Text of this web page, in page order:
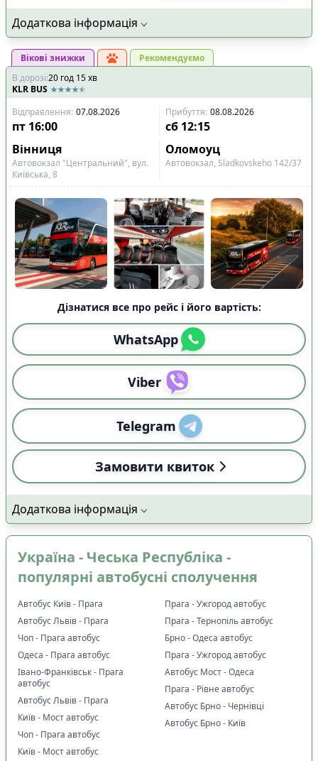
Додаткова інформація
Вікові знижки
Рекомендуємо
В дорозі:20 год 15хв
KLR BUS
Відправлення: 07.08.2026 Прибуття: 08.08.2026
пт 16:00 сб 12:15
Вінниця
Оломоуц
Автовокзал "Центральний", вул.
Київська, 8
Автовокзал, Sladkovskeho 142/37
Дізнатися все про рейс і його вартість:
WhatsApp
Viber
Telegram
Замовити квиток
Додаткова інформація
Україна - Чеська Республіка -
популярні автобусні сполучення
Автобус Київ - Прага
Автобус Львів - Прага
Чоп - Прага автобус
Одеса - Прага автобус
Івано-Франківськ - Прага
автобус
Автобус Львів - Прага
Київ - Мост автобус
Чоп - Прага автобус
Київ - Мост автобус
Прага - Ужгород автобус
Прага - Тернопіль автобус
Брно - Одеса автобус
Прага - Ужгород автобус
Автобус Мост - Одеса
Прага - Рівне автобус
Автобус Брно - Чернівці
Автобус Брно - Київ